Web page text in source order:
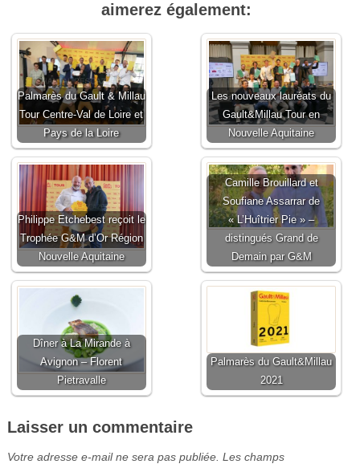
aimerez également:
Palmarès du Gault & Millau
Tour Centre-Val de Loire et
Pays de la Loire
Les nouveaux lauréats du
Gault&Millau Tour en
Nouvelle Aquitaine
Philippe Etchebest reçoit le
Trophée G&M d’Or Région
Nouvelle Aquitaine
Camille Brouillard et
Soufiane Assarrar de
« L’Huîtrier Pie » –
distingués Grand de
Demain par G&M
Dîner à La Mirande à
Avignon – Florent
Pietravalle
Palmarès du Gault&Millau
2021
Laisser un commentaire
Votre adresse e-mail ne sera pas publiée. Les champs